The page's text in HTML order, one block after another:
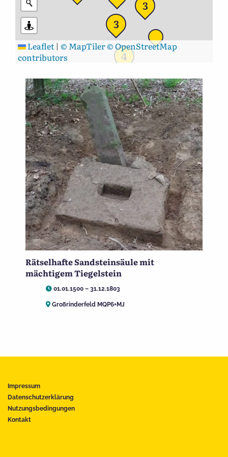
3
4
3
Leaflet | © MapTiler© OpenStreetMap
contributors
Rätselhafte Sandsteinsäule mit
mächtigem Tiegelstein
01.01.1500 – 31.12.1803
Großrinderfeld MQP6+MJ
Impressum
Datenschutzerklärung
Nutzungsbedingungen
Kontakt